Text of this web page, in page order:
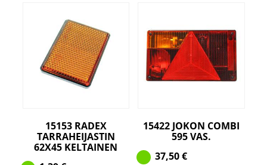
15153 RADEX
TARRAHEIJASTIN
62X45 KELTAINEN
15422 JOKON COMBI
595 VAS.
37,50€